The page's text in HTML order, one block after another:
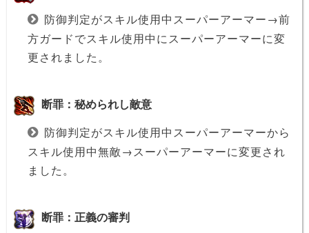
防御判定がスキル使用中スーパーアーマー→前
方ガードでスキル使用中にスーパーアーマーに変
更されました。
断罪：秘められし敵意
防御判定がスキル使用中スーパーアーマーから
スキル使用中無敵→スーパーアーマーに変更され
ました。
断罪：正義の審判